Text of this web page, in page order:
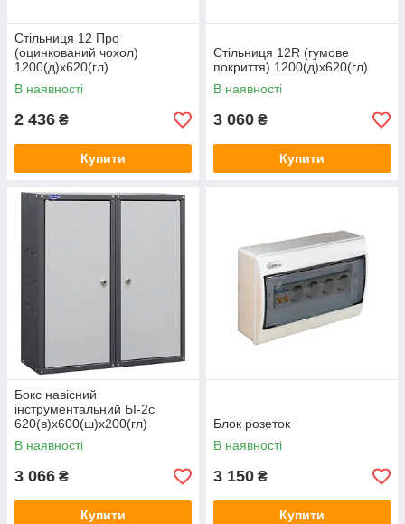
Стільниця 12 Про
(оцинкований чохол)
1200(д)х620(гл)
В наявності
2 436 ₴
Купити
Стільниця 12R (гумове
покриття) 1200(д)х620(гл)
В наявності
3 060 ₴
Купити
Бокс навісний
інструментальний БІ-2с
620(в)х600(ш)х200(гл)
В наявності
3 066 ₴
Купити
Блок розеток
В наявності
3 150 ₴
Купити